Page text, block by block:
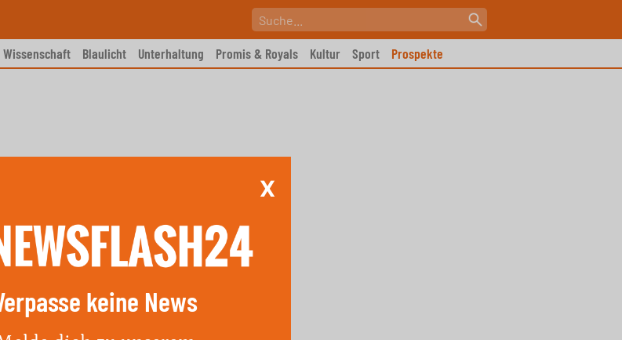
Wissenschaft Blaulicht Unterhaltung Promis & Royals Kultur Sport Prospekte
X
keine News